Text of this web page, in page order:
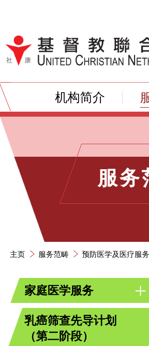
跳到内容（按输入键）
机构简介
服务
主页 服务范畴 预防医学及医疗服务
家庭医学服务
乳癌筛查先导计划
（第二阶段）